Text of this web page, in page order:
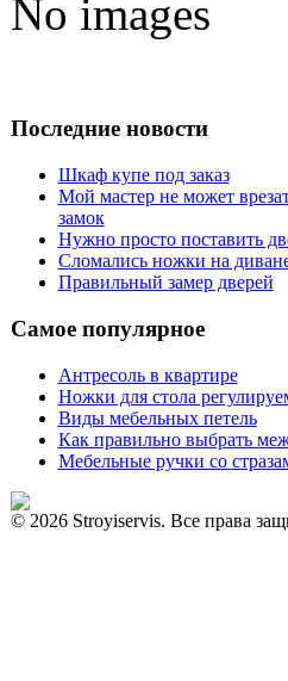
No images
Последние новости
Шкаф купе под заказ
Мой мастер не может
замок
Нужно просто поставить
Сломались ножки на
Правильный замер дверей
Самое популярное
Антресоль в квартире
Ножки для стола
Виды мебельных петель
Как правильно выбрать
Мебельные ручки со
© 2026 Stroyiservis. Все права